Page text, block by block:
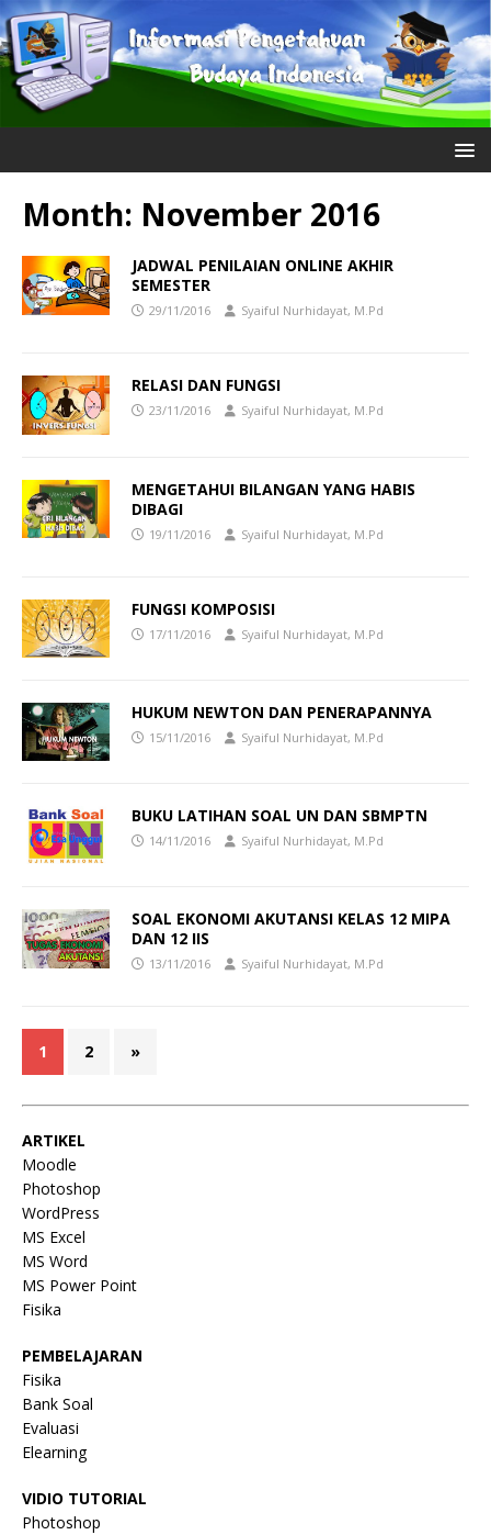
Month: November 2016
JADWAL PENILAIAN ONLINE AKHIR
SEMESTER
29/11/2016 Syaiful Nurhidayat, M.Pd
RELASI DAN FUNGSI
23/11/2016 Syaiful Nurhidayat, M.Pd
MENGETAHUI BILANGAN YANG HABIS
DIBAGI
19/11/2016 Syaiful Nurhidayat, M.Pd
FUNGSI KOMPOSISI
17/11/2016 Syaiful Nurhidayat, M.Pd
HUKUM NEWTON DAN PENERAPANNYA
15/11/2016 Syaiful Nurhidayat, M.Pd
BUKU LATIHAN SOAL UN DAN SBMPTN
14/11/2016 Syaiful Nurhidayat, M.Pd
SOAL EKONOMI AKUTANSI KELAS 12 MIPA
DAN 12 IIS
13/11/2016 Syaiful Nurhidayat, M.Pd
1 2 »
ARTIKEL
Moodle
Photoshop
WordPress
MS Excel
MS Word
MS Power Point
Fisika
PEMBELAJARAN
Fisika
Bank Soal
Evaluasi
Elearning
VIDIO TUTORIAL
Photoshop